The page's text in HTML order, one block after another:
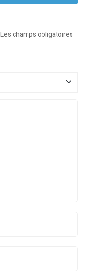
Les champs obligatoires